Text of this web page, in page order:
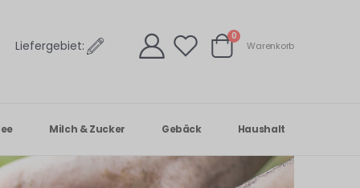
Liefergebiet: Warenkorb
0Artikel
Warenkorb
Milch & Zucker Gebäck Haushalt